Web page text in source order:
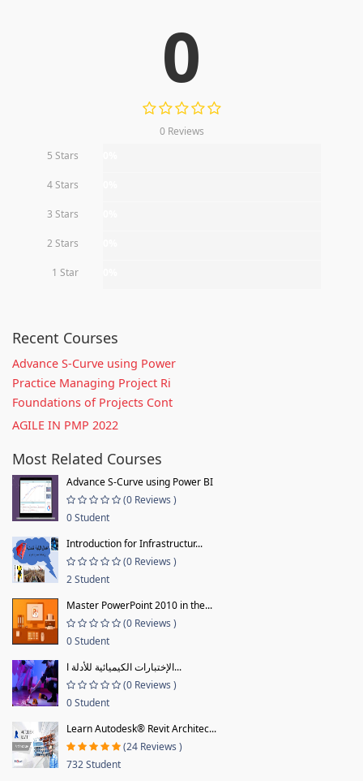
0
0 Reviews
5 Stars
4 Stars
3 Stars
2 Stars
1 Star
Recent Courses
Advance S-Curve using Power
Practice Managing Project Ri
Foundations of Projects Cont
AGILE IN PMP 2022
Most Related Courses
Advance S-Curve using Power BI
(0 Reviews )
0 Student
Introduction for Infrastructur...
(0 Reviews )
2 Student
Master PowerPoint 2010 in the...
(0 Reviews )
0 Student
الإختبارات الكيميائية للأدلة ا...
(0 Reviews )
0 Student
Learn Autodesk® Revit Architec...
(24 Reviews )
732 Student